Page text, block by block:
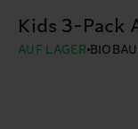
Kids 3-Pack
AUF LAGER